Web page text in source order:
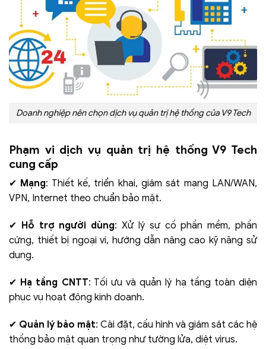
Doanh nghiệp nên chọn dịch vụ quản trị hệ thống của V9 Tech
Phạm vi dịch vụ quản trị hệ thống V9 Tech
cung cấp
✔ Mạng: Thiết kế, triển khai, giám sát mạng LAN/WAN,
VPN, Internet theo chuẩn bảo mật.
✔ Hỗ trợ người dùng: Xử lý sự cố phần mềm, phần
cứng, thiết bị ngoại vi, hướng dẫn nâng cao kỹ năng sử
dụng.
✔ Hạ tầng CNTT: Tối ưu và quản lý hạ tầng toàn diện
phục vụ hoạt động kinh doanh.
✔ Quản lý bảo mật: Cài đặt, cấu hình và giám sát các hệ
thống bảo mật quan trọng như tường lửa, diệt virus.